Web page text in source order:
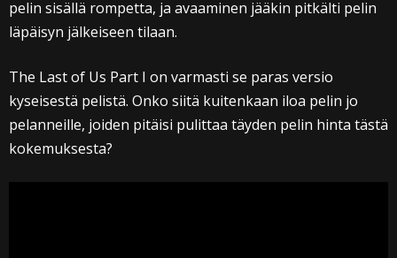
pelin sisällä rompetta, ja avaaminen jääkin pitkälti pelin
läpäisyn jälkeiseen tilaan.
The Last of Us Part I on varmasti se paras versio
kyseisestä pelistä. Onko siitä kuitenkaan iloa pelin jo
pelanneille, joiden pitäisi pulittaa täyden pelin hinta tästä
kokemuksesta?